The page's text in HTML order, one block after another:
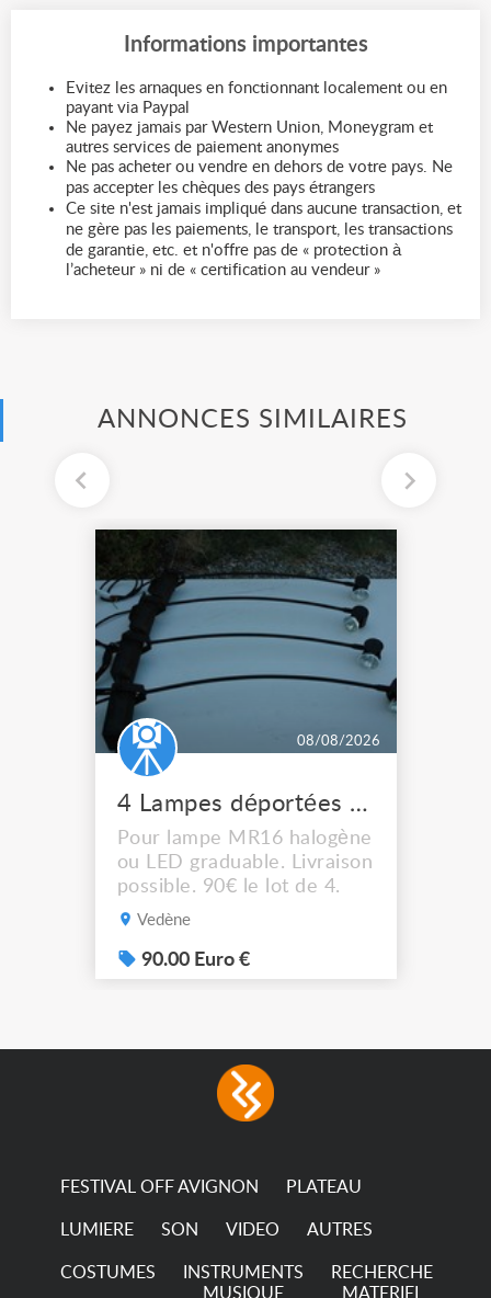
Informations importantes
Evitez les arnaques en fonctionnant localement ou en
payant via Paypal
Ne payez jamais par Western Union, Moneygram et
autres services de paiement anonymes
Ne pas acheter ou vendre en dehors de votre pays. Ne
pas accepter les chèques des pays étrangers
Ce site n'est jamais impliqué dans aucune transaction, et
ne gère pas les paiements, le transport, les transactions
de garantie, etc. et n'offre pas de « protection à
l’acheteur » ni de « certification au vendeur »
ANNONCES SIMILAIRES
08/08/2026
4 Lampes déportées pour tableau
Pour lampe MR16 halogène
ou LED graduable. Livraison
possible. 90€ le lot de 4.
Vedène
90.00 Euro €
FESTIVAL OFF AVIGNON PLATEAU
LUMIERE SON VIDEO AUTRES
COSTUMES
INSTRUMENTS
MUSIQUE
RECHERCHE
MATERIEL